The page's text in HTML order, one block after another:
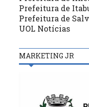
Prefeitura de
Prefeitura de
UOL Notícias
MARKETING JR